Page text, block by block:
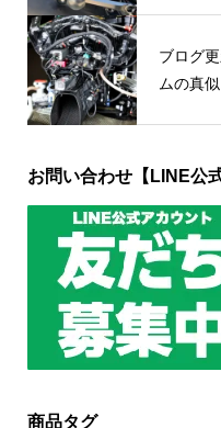
ブログ
ムの真
お問い合わせ【LINE公式
商品タグ